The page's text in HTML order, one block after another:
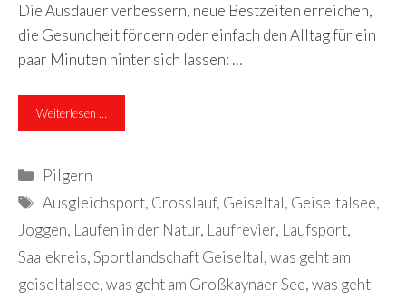
Die Ausdauer verbessern, neue Bestzeiten erreichen,
die Gesundheit fördern oder einfach den Alltag für ein
paar Minuten hinter sich lassen: …
Weiterlesen …
Kategorien
Pilgern
Schlagwörter
Ausgleichsport, Crosslauf, Geiseltal, Geiseltalsee,
Joggen, Laufen in der Natur, Laufrevier, Laufsport,
Saalekreis,Sportlandschaft Geiseltal,was geht am
geiseltalsee,was geht am Großkaynaer See,was geht